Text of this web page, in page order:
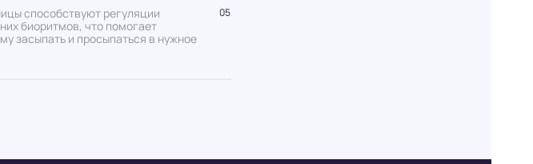
способствуют регуляции
биоритмов, что помогает
засыпать и просыпаться в нужное
05